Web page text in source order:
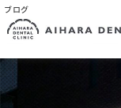
ブログ